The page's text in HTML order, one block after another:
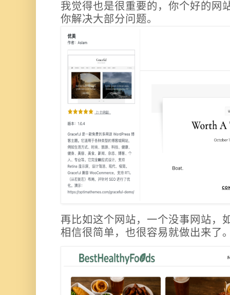
我觉得也是很重要的，你个好的网
你解决大部分问题。
再比如这个网站，一个没事网站，
相信很简单，也很容易就做出来了